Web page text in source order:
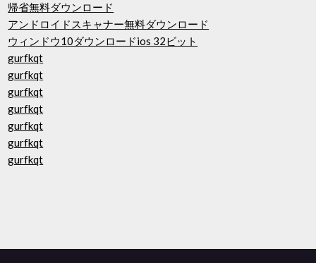
帰省無料ダウンロード
アンドロイドスキャナー無料ダウンロード
ウィンドウ10ダウンロードios 32ビット
gurfkqt
gurfkqt
gurfkqt
gurfkqt
gurfkqt
gurfkqt
gurfkqt